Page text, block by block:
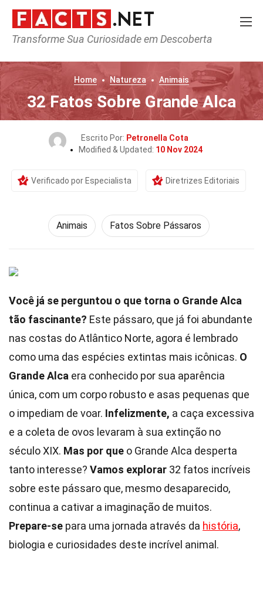
Transforme Sua Curiosidade em Descoberta
Home Natureza Animais
32 Fatos Sobre Grande Alca
Escrito Por: Petronella Cota
Modified & Updated: 10 Nov 2024
Verificado por Especialista Diretrizes Editoriais
Animais Fatos Sobre Pássaros
Você já se perguntou o que torna o Grande Alca
tão fascinante? Este pássaro, que já foi abundante
nas costas do Atlântico Norte, agora é lembrado
como uma das espécies extintas mais icônicas. O
Grande Alca era conhecido por sua aparência
única, com um corpo robusto e asas pequenas que
o impediam de voar. Infelizmente, a caça excessiva
e a coleta de ovos levaram à sua extinção no
século XIX. Mas por que o Grande Alca desperta
tanto interesse? Vamos explorar 32 fatos incríveis
sobre este pássaro que, mesmo desaparecido,
continua a cativar a imaginação de muitos.
Prepare-se para uma jornada através da história,
biologia e curiosidades deste incrível animal.